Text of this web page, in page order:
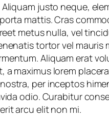
justo neque,
mattis. Cras
metus nulla, vel
tortor vel mauris
Aliquam erat
a maximus lorem
per inceptos
odio. Curabitur
arcu elit non mi.